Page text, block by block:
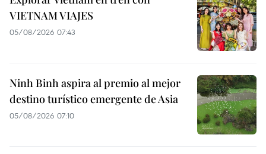
VIETNAM VIAJES
05/08/2026 07:43
Ninh Binh aspira al premio al mejor
destino turístico emergente de Asia
05/08/2026 07:10